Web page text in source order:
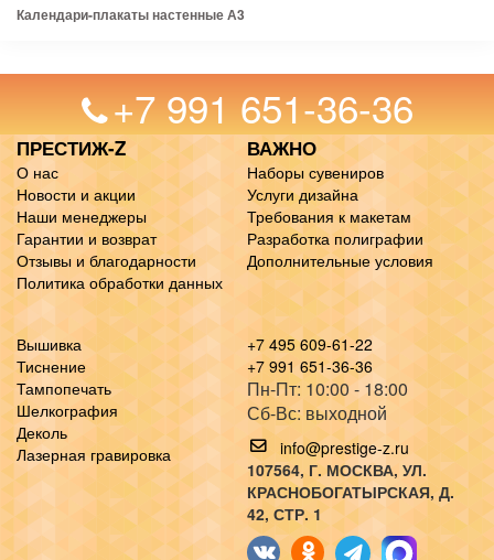
Календари-плакаты настенные А3
+7 991 651-36-36
ПРЕСТИЖ-Z
О нас
Новости и акции
Наши менеджеры
Гарантии и возврат
Отзывы и благодарности
Политика обработки данных
ВАЖНО
Наборы сувениров
Услуги дизайна
Требования к макетам
Разработка полиграфии
Дополнительные условия
Вышивка
Тиснение
Тампопечать
Шелкография
Деколь
Лазерная гравировка
+7 495 609-61-22
+7 991 651-36-36
Пн-Пт: 10:00 - 18:00
Сб-Вс: выходной
info@prestige-z.ru
107564, Г. МОСКВА, УЛ.
КРАСНОБОГАТЫРСКАЯ, Д.
42, СТР. 1